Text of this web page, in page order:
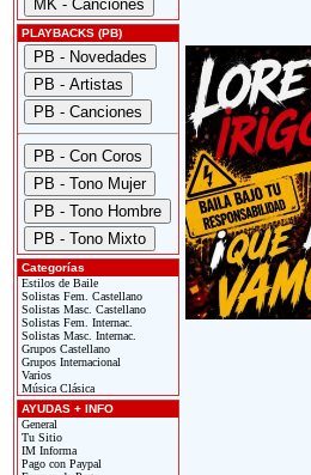
PLAYBACKS (PB)
Categorías
Estilos de Baile
Solistas Fem. Castellano
Solistas Masc. Castellano
Solistas Fem. Internac.
Solistas Masc. Internac.
Grupos Castellano
Grupos Internacional
Varios
Música Clásica
AYUDAS + INFO
General
Tu Sitio
IM Informa
Pago con Paypal